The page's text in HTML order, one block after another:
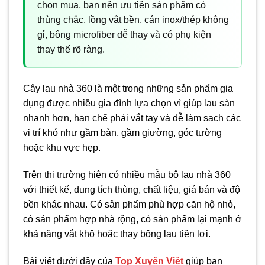
chọn mua, bạn nên ưu tiên sản phẩm có
thùng chắc, lồng vắt bền, cán inox/thép không
gỉ, bông microfiber dễ thay và có phụ kiện
thay thế rõ ràng.
Cây lau nhà 360 là một trong những sản phẩm gia
dụng được nhiều gia đình lựa chọn vì giúp lau sàn
nhanh hơn, hạn chế phải vắt tay và dễ làm sạch các
vị trí khó như gầm bàn, gầm giường, góc tường
hoặc khu vực hẹp.
Trên thị trường hiện có nhiều mẫu bộ lau nhà 360
với thiết kế, dung tích thùng, chất liệu, giá bán và độ
bền khác nhau. Có sản phẩm phù hợp căn hộ nhỏ,
có sản phẩm hợp nhà rộng, có sản phẩm lại mạnh ở
khả năng vắt khô hoặc thay bông lau tiện lợi.
Bài viết dưới đây của Top Xuyên Việt giúp bạn